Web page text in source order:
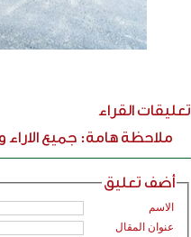
تعليقات القراء
ملاحظة هامة: جميع
أضف تعليق
الاسم
عنوان المقال